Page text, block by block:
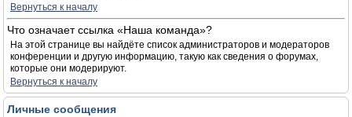
Вернуться к началу
Что означает ссылка «Наша команда»?
На этой странице вы найдёте список администраторов и модераторов
конференции и другую информацию, такую как сведения о форумах,
которые они модерируют.
Вернуться к началу
Личные сообщения